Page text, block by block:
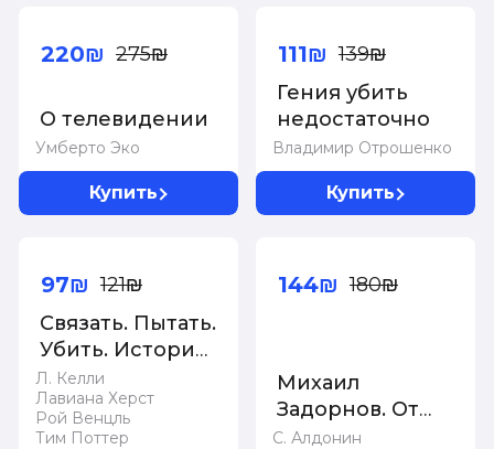
Умберто Эко
О телевидении
220₪ 275₪
Купить
Владимир Отрошенко
Гения убить
недостаточно
111₪ 139₪
Купить
Л. Келли
Лавиана Херст
Рой Венцль
Тим Поттер
Связать. Пытать.
Убить. История
BTK, маньяка в
овечьей шкуре
97₪ 121₪
С. Алдонин
Михаил
Задорнов. От
Рюрика до
144₪ 180₪